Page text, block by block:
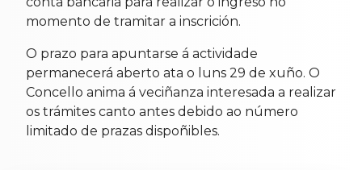
momento de tramitar a inscrición.
O prazo para apuntarse á actividade
permanecerá aberto ata o luns 29 de xuño. O
Concello anima á veciñanza interesada a realizar
os trámites canto antes debido ao número
limitado de prazas dispoñibles.